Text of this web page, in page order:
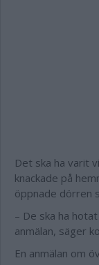
Det ska ha varit
knackade på
öppnade dörren
– De ska ha
anmälan, säger
En anmälan om